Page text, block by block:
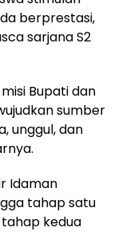
berprestasi,
sarjana S2
Bupati dan
sumber
unggul, dan
Idaman
tahap satu
kedua